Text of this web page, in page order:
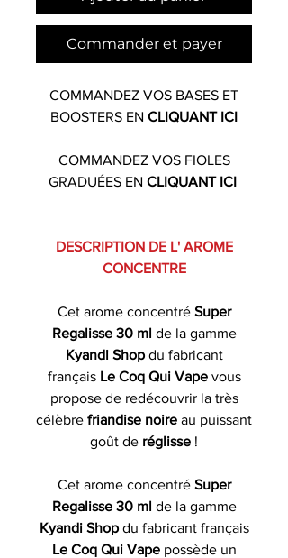
Commander et payer
COMMANDEZ VOS BASES ET
BOOSTERS EN CLIQUANT ICI
COMMANDEZ VOS FIOLES
GRADUÉES EN CLIQUANT ICI
DESCRIPTION DE L' AROME
CONCENTRE
Cet arome concentré Super
Regalisse 30 ml de la gamme
Kyandi Shopdu fabricant
français Le Coq Qui Vape vous
propose de redécouvrir la très
célèbre friandise noire au puissant
goût de réglisse !
Cet arome concentré Super
Regalisse 30 ml de la gamme
Kyandi Shopdu fabricant français
Le Coq Qui Vape possède un